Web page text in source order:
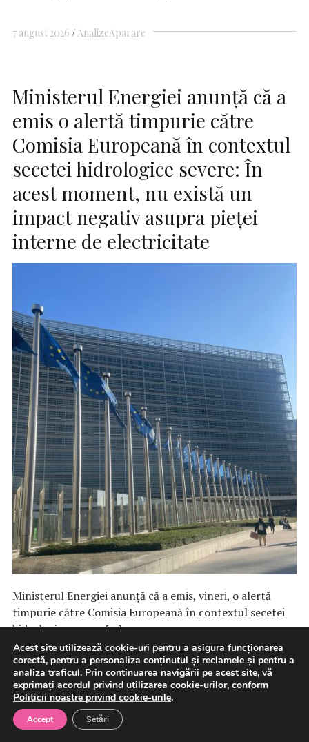
7 august 2026 AnalizeAparare
Ministerul Energiei anunţă că a
emis o alertă timpurie către
Comisia Europeană în contextul
secetei hidrologice severe: În
acest moment, nu există un
impact negativ asupra pieţei
interne de electricitate
Ministerul Energiei anunţă că a emis, vineri, o alertă
timpurie către Comisia Europeană în contextul secetei
hidrologice severe […]
7 august 2026 Energie
Guvern: Testele privind sistemul
Acest site utilizează cookie-uri pentru a asigura funcționarea
corectă, pentru a personaliza conținutul și reclamele și pentru a
analiza traficul. Prin continuarea navigării pe acest site, vă
exprimați acordul privind utilizarea cookie-urilor, conform
Politicii noastre privind cookie-urile.
Accept Setări